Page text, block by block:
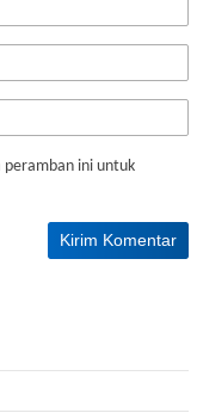
peramban ini untuk